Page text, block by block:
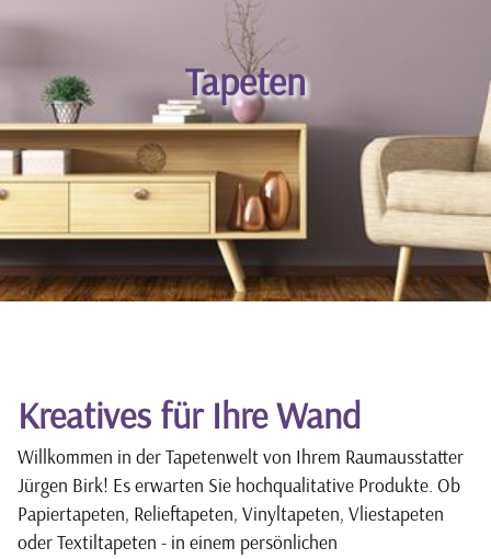
Tapeten
Kreatives für Ihre Wand
Willkommen in der Tapetenwelt von Ihrem Raumausstatter
Jürgen Birk! Es erwarten Sie hochqualitative Produkte. Ob
Papiertapeten, Relieftapeten, Vinyltapeten, Vliestapeten
oder Textiltapeten - in einem persönlichen